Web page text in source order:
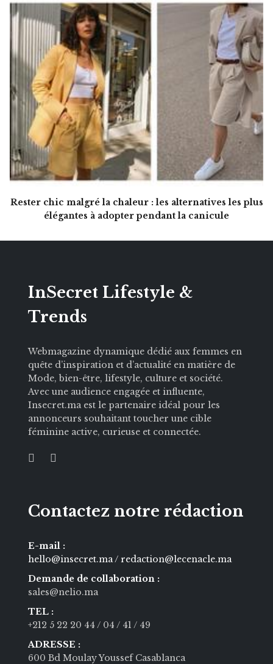
Rester chic malgré la chaleur : les alternatives les plus
élégantes à adopter pendant la canicule
InSecret Lifestyle &
Trends
Webmagazine dynamique dédié aux femmes en
quête d’inspiration et d’actualité en matière de
Mode, bien-être, lifestyle, culture et société.
Avec une audience engagée et influente,
Insecret.ma est le partenaire idéal pour les
annonceurs souhaitant toucher une cible
féminine active, curieuse et connectée.
Contactez notre rédaction
E-mail :
hello@insecret.ma / redaction@lecenacle.ma
Demande de collaboration :
sales@nelio.ma
TEL :
+212 5 22 20 44 / 04 / 41 / 49
ADRESSE :
600 Bd Moulay Youssef Casablanca